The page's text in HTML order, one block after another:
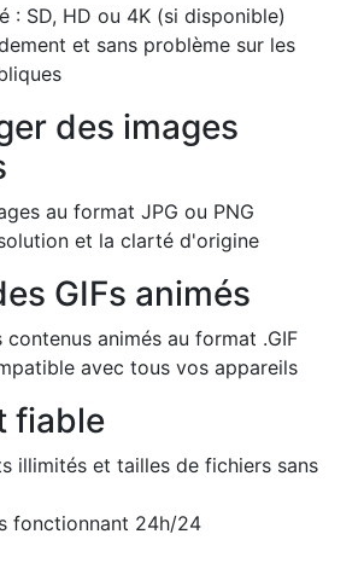
: SD, HD ou 4K (si disponible)
et sans problème sur les
des images
au format JPG ou PNG
et la clarté d'origine
GIFs animés
contenus animés au format .GIF
avec tous vos appareils
fiable
illimités et tailles de fichiers sans
fonctionnant 24h/24